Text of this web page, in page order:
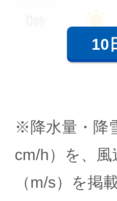
10
※降水量・降
cm/h）を、
（m/s）を掲